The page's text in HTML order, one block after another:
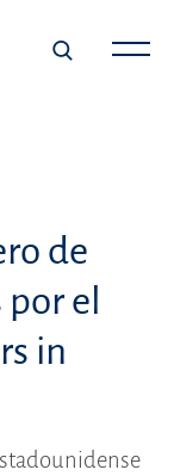
de
por el
in